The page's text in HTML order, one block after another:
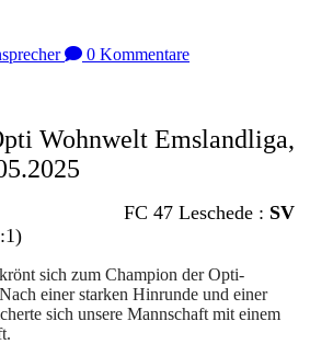
0 Kommentare
Emslandliga,
: SV
sich zum Champion der Opti-
einer starken Hinrunde und einer
sich unsere Mannschaft mit einem